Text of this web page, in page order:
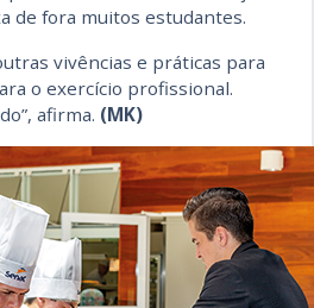
de fora muitos estudantes.
vivências e práticas para
o exercício profissional.
afirma. (MK)